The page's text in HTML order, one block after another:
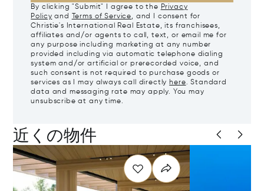
By clicking "Submit" I agree to the Privacy
Policy and Terms of Service, and I consent for
Christie's International Real Estate, its franchisees,
affiliates and/or agents to call, text, or email me for
any purpose including marketing at any number
provided including via automatic telephone dialing
system and/or artificial or prerecorded voice, and
such consent is not required to purchase goods or
services as I may always call directly here. Standard
data and messaging rate may apply. You may
unsubscribe at any time.
近くの物件